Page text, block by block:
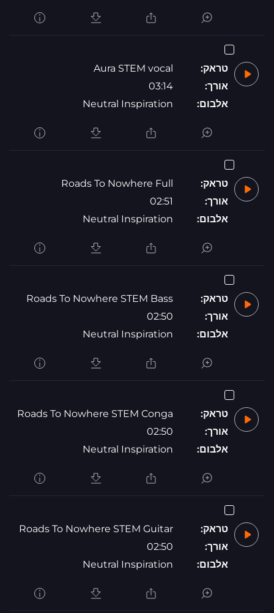
טראק:
Aura STEM vocal
אורך:
03:14
אלבום:
Neutral Inspiration
טראק:
Roads To Nowhere Full
אורך:
02:51
אלבום:
Neutral Inspiration
טראק:
Roads To Nowhere STEM Bass
אורך:
02:50
אלבום:
Neutral Inspiration
טראק:
Roads To Nowhere STEM Conga
אורך:
02:50
אלבום:
Neutral Inspiration
טראק:
Roads To Nowhere STEM Guitar
אורך:
02:50
אלבום:
Neutral Inspiration